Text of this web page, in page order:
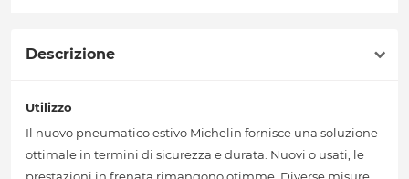
Descrizione
Utilizzo
Il nuovo pneumatico estivo Michelin fornisce una soluzione
ottimale in termini di sicurezza e durata. Nuovi o usati, le